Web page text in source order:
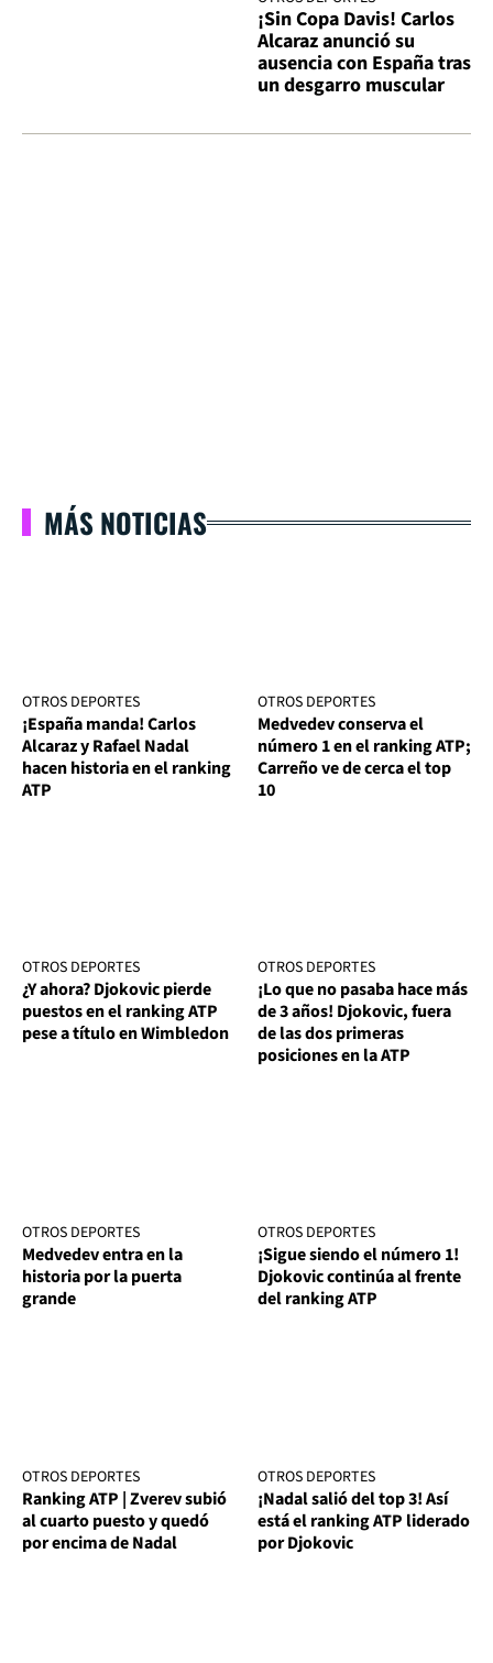
¡Sin Copa Davis! Carlos
Alcaraz anunció su
ausencia con España tras
un desgarro muscular
MÁS NOTICIAS
OTROS DEPORTES
¡España manda! Carlos
Alcaraz y Rafael Nadal
hacen historia en el ranking
ATP
OTROS DEPORTES
Medvedev conserva el
número 1 en el ranking ATP;
Carreño ve de cerca el top
10
OTROS DEPORTES
¿Y ahora? Djokovic pierde
puestos en el ranking ATP
pese a título en Wimbledon
OTROS DEPORTES
¡Lo que no pasaba hace más
de 3 años! Djokovic, fuera
de las dos primeras
posiciones en la ATP
OTROS DEPORTES
Medvedev entra en la
historia por la puerta
grande
OTROS DEPORTES
¡Sigue siendo el número 1!
Djokovic continúa al frente
del ranking ATP
OTROS DEPORTES
Ranking ATP | Zverev subió
al cuarto puesto y quedó
por encima de Nadal
OTROS DEPORTES
¡Nadal salió del top 3! Así
está el ranking ATP liderado
por Djokovic